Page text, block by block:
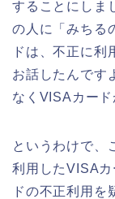
することにしま
の人に「みちる
ドは、不正に利
お話したんです
なくVISAカード
というわけで、
利用したVISA
ドの不正利用を